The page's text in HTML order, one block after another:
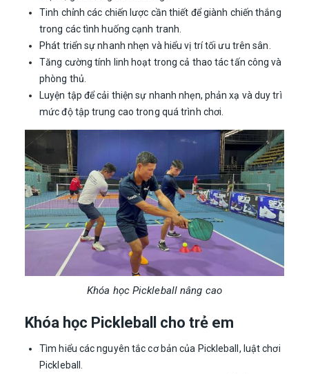
Tinh chỉnh các chiến lược cần thiết để giành chiến thắng
trong các tình huống cạnh tranh.
Phát triển sự nhanh nhẹn và hiểu vị trí tối ưu trên sân.
Tăng cường tính linh hoạt trong cả thao tác tấn công và
phòng thủ.
Luyện tập để cải thiện sự nhanh nhẹn, phản xạ và duy trì
mức độ tập trung cao trong quá trình chơi.
Khóa học Pickleball nâng cao
Khóa học Pickleball cho trẻ em
Tìm hiểu các nguyên tắc cơ bản của Pickleball, luật chơi
Pickleball.